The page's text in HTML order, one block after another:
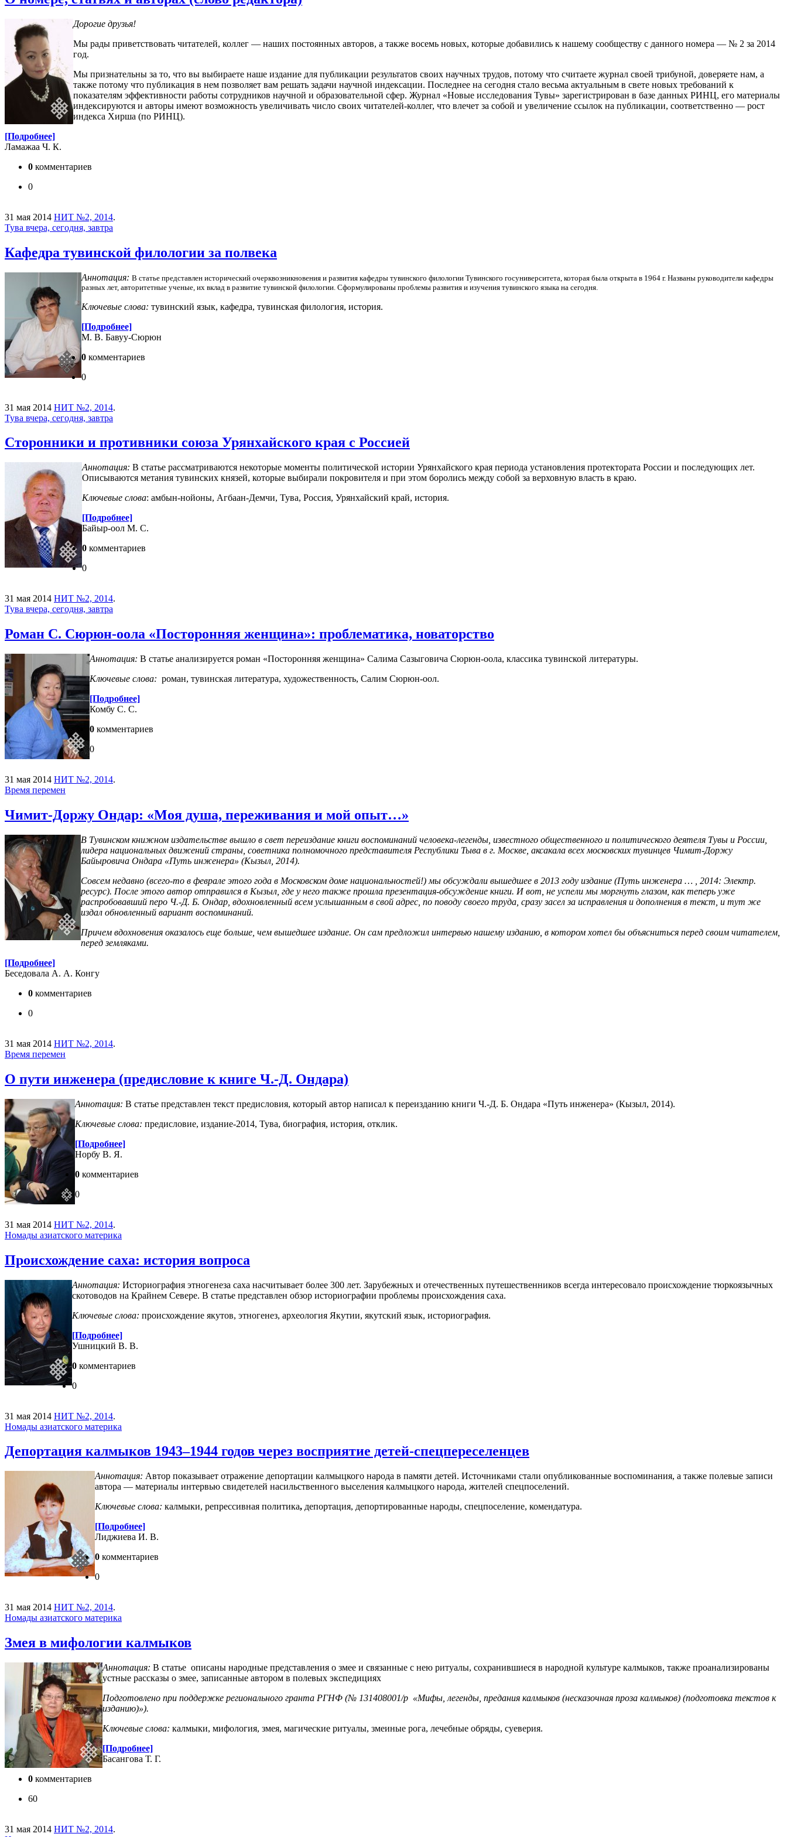
Дорогие друзья!
Мы рады приветствовать читателей, коллег — наших постоянных авторов, а также восемь новых, которые добавились к нашему сообществу с данного номера — № 2 за 2014
год.
Мы признательны за то, что вы выбираете наше издание для публикации результатов своих научных трудов, потому что считаете журнал своей трибуной, доверяете нам, а
также потому что публикация в нем позволяет вам решать задачи научной индексации. Последнее на сегодня стало весьма актуальным в свете новых требований к
показателям эффективности работы сотрудников научной и образовательной сфер. Журнал «Новые исследования Тувы» зарегистрирован в базе данных РИНЦ, его материалы
индексируются и авторы имеют возможность увеличивать число своих читателей-коллег, что влечет за собой и увеличение ссылок на публикации, соответственно — рост
индекса Хирша (по РИНЦ).
[Подробнее]
Ламажаа Ч. К.
0 комментариев
0
31 мая 2014 НИТ №2, 2014.
Тува вчера, сегодня, завтра
Кафедра тувинской филологии за полвека
Аннотация: В статье представлен исторический очерквозникновения и развития кафедры тувинского филологии Тувинского госуниверситета, которая была открыта в 1964 г. Названы руководители кафедры
разных лет, авторитетные ученые, их вклад в развитие тувинской филологии. Сформулированы проблемы развития и изучения тувинского языка на сегодня.
Ключевые слова: тувинский язык, кафедра, тувинская филология, история.
[Подробнее]
М. В. Бавуу-Сюрюн
0 комментариев
0
31 мая 2014 НИТ №2, 2014.
Тува вчера, сегодня, завтра
Сторонники и противники союза Урянхайского края с Россией
Аннотация: В статье рассматриваются некоторые моменты политической истории Урянхайского края периода установления протектората России и последующих лет.
Описываются метания тувинских князей, которые выбирали покровителя и при этом боролись между собой за верховную власть в краю.
Ключевые слова: амбын-нойоны, Агбаан-Демчи, Тува, Россия, Урянхайский край, история.
[Подробнее]
Байыр-оол М. С.
0 комментариев
0
31 мая 2014 НИТ №2, 2014.
Тува вчера, сегодня, завтра
Роман С. Сюрюн-оола «Посторонняя женщина»: проблематика, новаторство
Аннотация: В статье анализируется роман «Посторонняя женщина» Салима Сазыговича Сюрюн-оола, классика тувинской литературы.
Ключевые слова: роман, тувинская литература, художественность, Салим Сюрюн-оол.
[Подробнее]
Комбу С. С.
0 комментариев
0
31 мая 2014 НИТ №2, 2014.
Время перемен
Чимит-Доржу Ондар: «Моя душа, переживания и мой опыт…»
В Тувинском книжном издательстве вышло в свет переиздание книги воспоминаний человека-легенды, известного общественного и политического деятеля Тувы и России,
лидера национальных движений страны, советника полномочного представителя Республики Тыва в г. Москве, аксакала всех московских тувинцев Чимит-Доржу
Байыровича Ондара «Путь инженера» (Кызыл, 2014).
Совсем недавно (всего-то в феврале этого года в Московском доме национальностей!) мы обсуждали вышедшее в 2013 году издание (Путь инженера … , 2014: Электр.
ресурс). После этого автор отправился в Кызыл, где у него также прошла презентация-обсуждение книги. И вот, не успели мы моргнуть глазом, как теперь уже
распробовавший перо Ч.-Д. Б. Ондар, вдохновленный всем услышанным в свой адрес, по поводу своего труда, сразу засел за исправления и дополнения в текст, и тут же
издал обновленный вариант воспоминаний.
Причем вдохновения оказалось еще больше, чем вышедшее издание. Он сам предложил интервью нашему изданию, в котором хотел бы объясниться перед своим читателем,
перед земляками.
[Подробнее]
Беседовала А. А. Конгу
0 комментариев
0
31 мая 2014 НИТ №2, 2014.
Время перемен
О пути инженера (предисловие к книге Ч.-Д. Ондара)
Аннотация: В статье представлен текст предисловия, который автор написал к переизданию книги Ч.-Д. Б. Ондара «Путь инженера» (Кызыл, 2014).
Ключевые слова: предисловие, издание-2014, Тува, биография, история, отклик.
[Подробнее]
Норбу В. Я.
0 комментариев
0
31 мая 2014 НИТ №2, 2014.
Номады азиатского материка
Происхождение саха: история вопроса
Аннотация: Историография этногенеза саха насчитывает более 300 лет. Зарубежных и отечественных путешественников всегда интересовало происхождение тюркоязычных
скотоводов на Крайнем Севере. В статье представлен обзор историографии проблемы происхождения саха.
Ключевые слова: происхождение якутов, этногенез, археология Якутии, якутский язык, историография.
[Подробнее]
Ушницкий В. В.
0 комментариев
0
31 мая 2014 НИТ №2, 2014.
Номады азиатского материка
Депортация калмыков 1943–1944 годов через восприятие детей-спецпереселенцев
Аннотация: Автор показывает отражение депортации калмыцкого народа в памяти детей. Источниками стали опубликованные воспоминания, а также полевые записи
автора — материалы интервью свидетелей насильственного выселения калмыцкого народа, жителей спецпоселений.
Ключевые слова: калмыки, репрессивная политика, депортация, депортированные народы, спецпоселение, комендатура.
[Подробнее]
Лиджиева И. В.
0 комментариев
0
31 мая 2014 НИТ №2, 2014.
Номады азиатского материка
Змея в мифологии калмыков
Аннотация: В статье описаны народные представления о змее и связанные с нею ритуалы, сохранившиеся в народной культуре калмыков, также проанализированы
устные рассказы о змее, записанные автором в полевых экспедициях
Подготовлено при поддержке регионального гранта РГНФ (№ 131408001/р «Мифы, легенды, предания калмыков (несказочная проза калмыков) (подготовка текстов к
изданию)»).
Ключевые слова: калмыки, мифология, змея, магические ритуалы, змеиные рога, лечебные обряды, суеверия.
[Подробнее]
Басангова Т. Г.
0 комментариев
60
31 мая 2014 НИТ №2, 2014.